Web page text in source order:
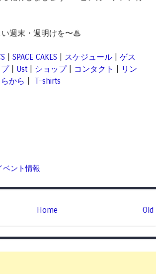
い週末・週明けを〜♨
SPACE CAKES スケジュール
ゲス
| Ust ショップ| コンタクト
リン
から T-shirts
ベント情報
Old
Home